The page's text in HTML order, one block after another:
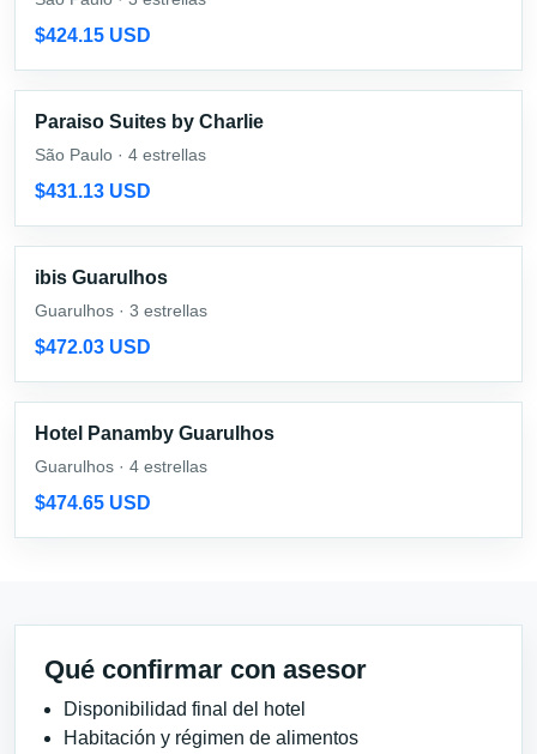
$424.15 USD
Paraiso Suites by Charlie
São Paulo · 4 estrellas
$431.13 USD
ibis Guarulhos
Guarulhos · 3 estrellas
$472.03 USD
Hotel Panamby Guarulhos
Guarulhos · 4 estrellas
$474.65 USD
Qué confirmar con asesor
Disponibilidad final del hotel
Habitación y régimen de alimentos